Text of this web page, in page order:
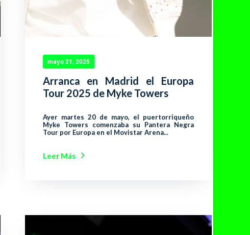
mayo 21, 2025
Arranca en Madrid el Europa
Tour 2025 de Myke Towers
Ayer martes 20 de mayo, el puertorriqueño
Myke Towers comenzaba su Pantera Negra
Tour por Europa en el Movistar Arena...
Leer Más